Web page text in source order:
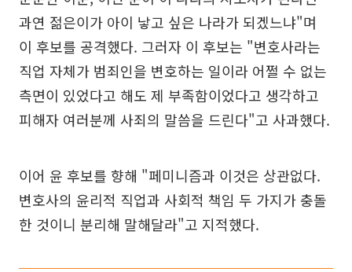
과연 젊은이가 아이 낳고 싶은 나라가 되겠느냐"며
이 후보를 공격했다. 그러자 이 후보는 "변호사라는
직업 자체가 범죄인을 변호하는 일이라 어쩔 수 없는
측면이 있었다고 해도 제 부족함이었다고 생각하고
피해자 여러분께 사죄의 말씀을 드린다"고 사과했다.
이어 윤 후보를 향해 "페미니즘과 이것은 상관없다.
변호사의 윤리적 직업과 사회적 책임 두 가지가 충돌
한 것이니 분리해 말해달라"고 지적했다.